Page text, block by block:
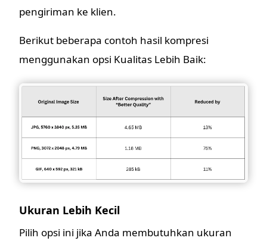
pengiriman ke klien.
Berikut beberapa contoh hasil kompresi
menggunakan opsi Kualitas Lebih Baik:
Ukuran Lebih Kecil
Pilih opsi ini jika Anda membutuhkan ukuran